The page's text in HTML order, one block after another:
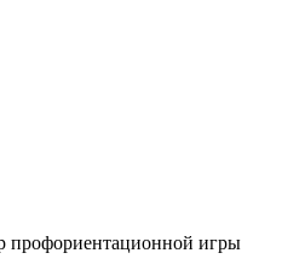
профориентационной игры